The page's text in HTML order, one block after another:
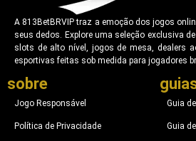
A 813BetBRVIP traz a emoção dos jogos
seus dedos. Explore uma seleção exclusiva
slots de alto nível, jogos de mesa, dealers
esportivas feitas sob medida para jogadores
sobre
Jogo Responsável
Política de Privacidade
Guia
Guia